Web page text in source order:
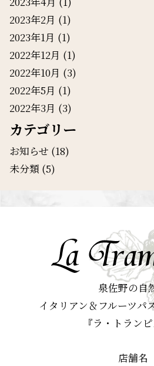
2023年2月 (1)
2023年1月 (1)
2022年12月 (1)
2022年10月 (3)
2022年5月 (1)
2022年3月 (3)
カテゴリー
お知らせ (18)
未分類 (5)
泉佐野の自
イタリアン＆フルーツパ
『ラ・トランピ
店舗名